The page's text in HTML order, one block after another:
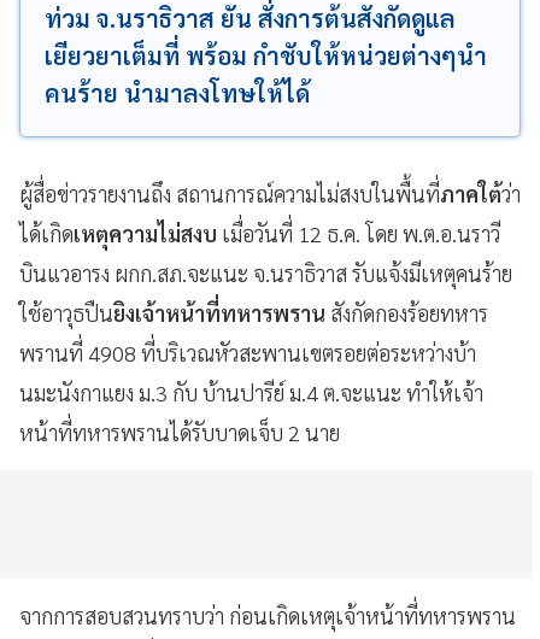
ท่วม จ.นราธิวาส ยัน สั่งการต้นสังกัดดูแล
เยียวยาเต็มที่ พร้อม กำชับให้หน่วยต่างๆนำ
คนร้าย นำมาลงโทษให้ได้
ผู้สื่อข่าวรายงานถึง สถานการณ์ความไม่สงบในพื้นที่ภาคใต้ว่า
ได้เกิดเหตุความไม่สงบ เมื่อวันที่ 12 ธ.ค. โดย พ.ต.อ.นราวี
บินแวอารง ผกก.สภ.จะแนะ จ.นราธิวาส รับแจ้งมีเหตุคนร้าย
ใช้อาวุธปืนยิงเจ้าหน้าที่ทหารพราน สังกัดกองร้อยทหาร
พรานที่ 4908 ที่บริเวณหัวสะพานเขตรอยต่อระหว่างบ้า
นมะนังกาแยง ม.3 กับ บ้านปารีย์ ม.4 ต.จะแนะ ทำให้เจ้า
หน้าที่ทหารพรานได้รับบาดเจ็บ 2 นาย
จากการสอบสวนทราบว่า ก่อนเกิดเหตุเจ้าหน้าที่ทหารพราน